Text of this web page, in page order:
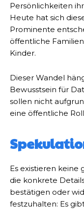
Persönlichkeiten
Heute hat sich
Prominente
öffentliche
Kinder.
Dieser Wandel
Bewusstsein für
sollen nicht
eine öffentliche
Es existieren
die konkrete
bestätigen oder
festzuhalten: Es